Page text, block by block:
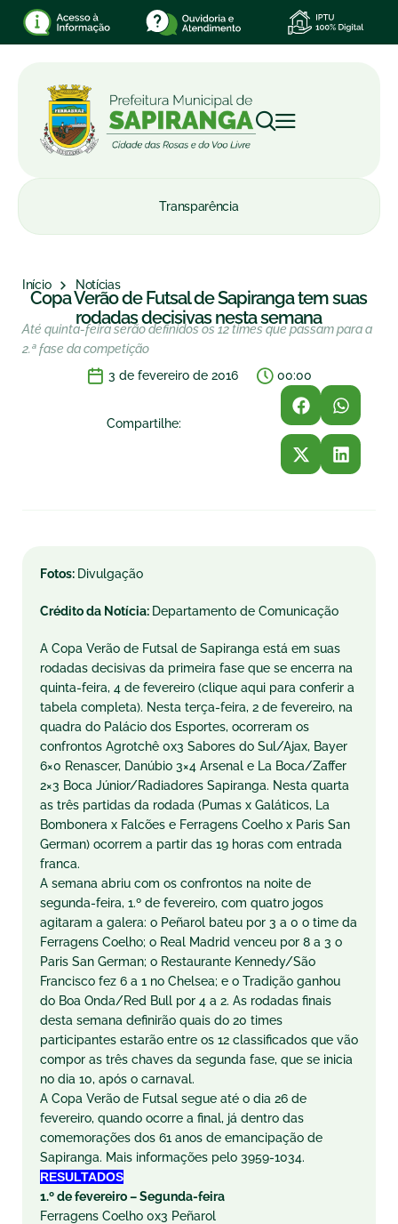
Transparência
Início Notícias
Copa Verão de Futsal de Sapiranga tem suas
rodadas decisivas nesta semana
Até quinta-feira serão definidos os 12 times que passam para a
2.ª fase da competição
3 de fevereiro de 2016
00:00
Compartilhe:
Fotos: Divulgação
Crédito da Notícia: Departamento de Comunicação
A Copa Verão de Futsal de Sapiranga está em suas
rodadas decisivas da primeira fase que se encerra na
quinta-feira, 4 de fevereiro (clique aqui para conferir a
tabela completa). Nesta terça-feira, 2 de fevereiro, na
quadra do Palácio dos Esportes, ocorreram os
confrontos Agrotchê 0x3 Sabores do Sul/Ajax, Bayer
6×0 Renascer, Danúbio 3×4 Arsenal e La Boca/Zaffer
2×3 Boca Júnior/Radiadores Sapiranga. Nesta quarta
as três partidas da rodada (Pumas x Galáticos, La
Bombonera x Falcões e Ferragens Coelho x Paris San
German) ocorrem a partir das 19 horas com entrada
franca.
A semana abriu com os confrontos na noite de
segunda-feira, 1.º de fevereiro, com quatro jogos
agitaram a galera: o Peñarol bateu por 3 a 0 o time da
Ferragens Coelho; o Real Madrid venceu por 8 a 3 o
Paris San German; o Restaurante Kennedy/São
Francisco fez 6 a 1 no Chelsea; e o Tradição ganhou
do Boa Onda/Red Bull por 4 a 2. As rodadas finais
desta semana definirão quais do 20 times
participantes estarão entre os 12 classificados que vão
compor as três chaves da segunda fase, que se inicia
no dia 10, após o carnaval.
A Copa Verão de Futsal segue até o dia 26 de
fevereiro, quando ocorre a final, já dentro das
comemorações dos 61 anos de emancipação de
Sapiranga. Mais informações pelo 3959-1034.
RESULTADOS
1.º de fevereiro – Segunda-feira
Ferragens Coelho 0x3 Peñarol